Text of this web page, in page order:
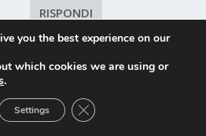
RISPONDI
you the best experience on our
which cookies we are using or
.
Settings CLOSE GDPR COOKIE